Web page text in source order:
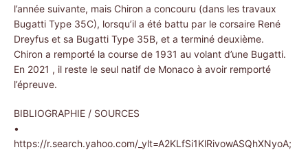
l’année suivante, mais Chiron a concouru (dans les travaux
Bugatti Type 35C), lorsqu’il a été battu par le corsaire René
Dreyfus et sa Bugatti Type 35B, et a terminé deuxième.
Chiron a remporté la course de 1931 au volant d’une Bugatti.
En 2021 , il reste le seul natif de Monaco à avoir remporté
l’épreuve.
BIBLIOGRAPHIE / SOURCES
•
https://r.search.yahoo.com/_ylt=A2KLfSi1KlRivowASQhXNyoA;